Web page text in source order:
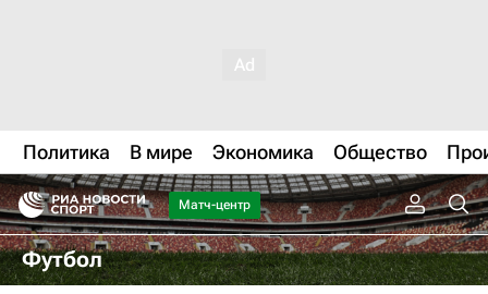
Политика В мире Экономика Общество
Матч-центр
Футбол